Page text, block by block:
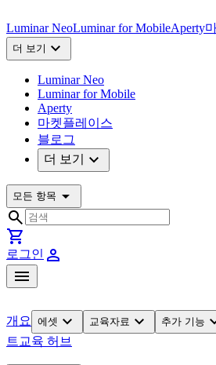
Luminar NeoLuminar for MobileAperty
더 보기 expand_more
Luminar Neo
Luminar for Mobile
Aperty
마켓플레이스
블로그
더 보기
expand_more
모든 항목 arrow_drop_down
search
shopping_cart
로그인 person
menu
개요 에셋 expand_more 교육자료 expand_more 추가 기능
트 교육 허브